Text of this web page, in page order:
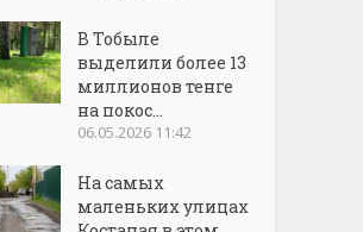
В Тобыле
выделили более 13
миллионов тенге
на покос...
06.05.2026 11:42
На самых
маленьких улицах